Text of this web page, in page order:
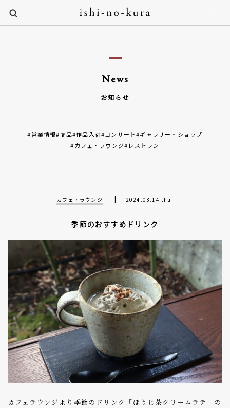
News
お知らせ
#営業情報#商品#作品入荷#コンサート#ギャラリー・ショップ
#カフェ・ラウンジ#レストラン
カフェ・ラウンジ | 2024.03.14 thu.
季節のおすすめドリンク
カフェラウンジより季節のドリンク「ほうじ茶クリームラテ」の